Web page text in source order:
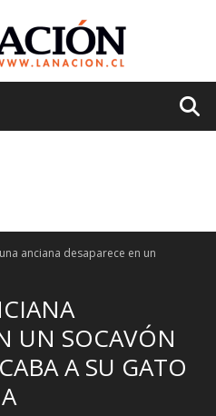
anciana desaparece en un
UN SOCAVÓN
A SU GATO